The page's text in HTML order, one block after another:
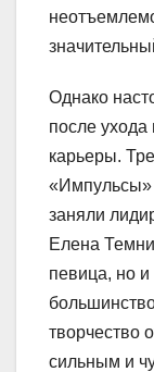
Однако
после ухода
карьеры.
«Импульсы»
заняли
Елена
певица, но и
творчество
сильным и